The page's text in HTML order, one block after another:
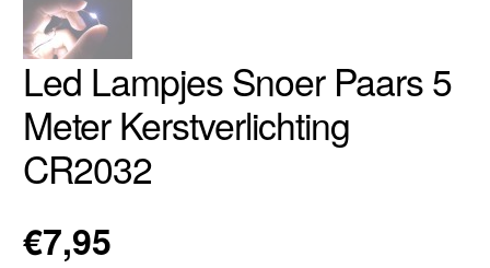
Led Lampjes Snoer Paars 5
Meter Kerstverlichting
CR2032
€7,95